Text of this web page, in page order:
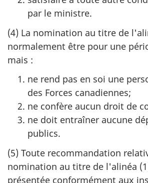
par le ministre.
(4) La nomination au titre de
normalement être pour une
mais :
ne rend pas en soi une
des Forces canadiennes;
ne confère aucun droit de
ne doit entraîner aucune
publics.
(5) Toute recommandation
nomination au titre de l'alinéa
présentée conformément aux